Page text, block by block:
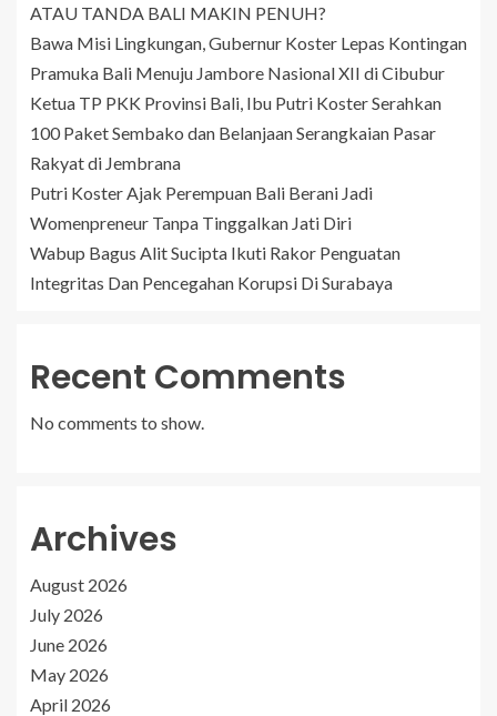
ATAU TANDA BALI MAKIN PENUH?
Bawa Misi Lingkungan, Gubernur Koster Lepas Kontingan
Pramuka Bali Menuju Jambore Nasional XII di Cibubur
Ketua TP PKK Provinsi Bali, Ibu Putri Koster Serahkan
100 Paket Sembako dan Belanjaan Serangkaian Pasar
Rakyat di Jembrana
Putri Koster Ajak Perempuan Bali Berani Jadi
Womenpreneur Tanpa Tinggalkan Jati Diri
Wabup Bagus Alit Sucipta Ikuti Rakor Penguatan
Integritas Dan Pencegahan Korupsi Di Surabaya
Recent Comments
No comments to show.
Archives
August 2026
July 2026
June 2026
May 2026
April 2026